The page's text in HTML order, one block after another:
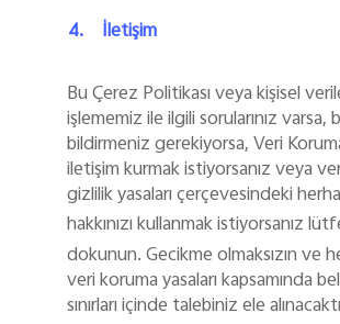
4. İletişim
Bu Çerez Politikası veya kişisel
işlememiz ile ilgili sorularınız varsa,
bildirmeniz gerekiyorsa, Veri
iletişim kurmak istiyorsanız veya
gizlilik yasaları çerçevesindeki
hakkınızı kullanmak istiyorsanız
dokunun. Gecikme olmaksızın ve
veri koruma yasaları kapsamında
sınırları içinde talebiniz ele